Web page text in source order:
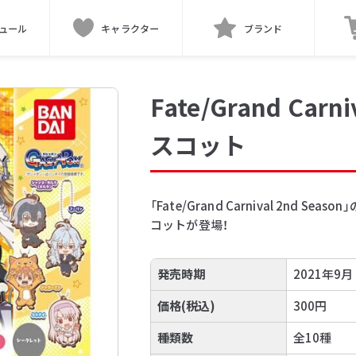
ール キャラクター ブランド
Fate/Grand
スコット
「Fate/Grand Carnival 2nd Season
コットが登場！
発売時期
2021年9月
価格(税込)
300円
種類数
全10種